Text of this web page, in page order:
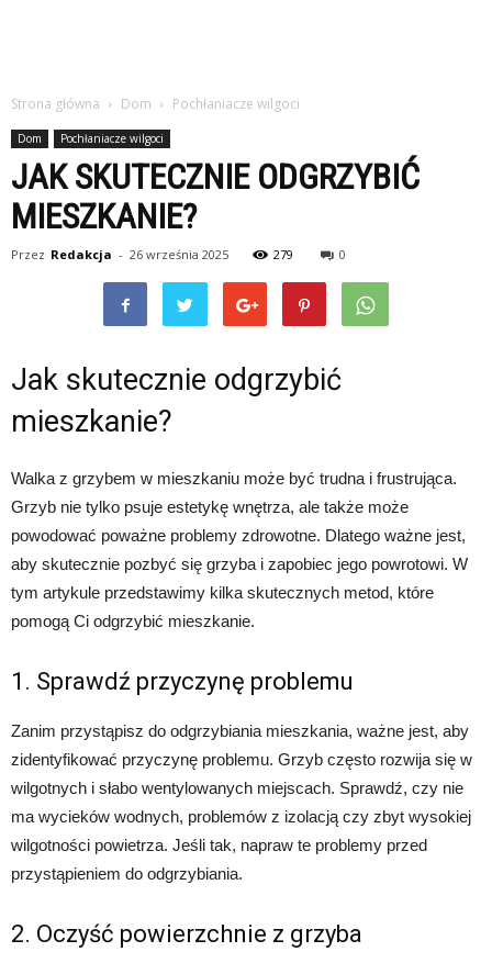
Strona główna Dom Pochłaniacze wilgoci
Dom Pochłaniacze wilgoci
JAK SKUTECZNIE ODGRZYBIĆ
MIESZKANIE?
Przez Redakcja - 26 września 2025 279 0
Jak skutecznie odgrzybić
mieszkanie?
Walka z grzybem w mieszkaniu może być trudna i frustrująca.
Grzyb nie tylko psuje estetykę wnętrza, ale także może
powodować poważne problemy zdrowotne. Dlatego ważne jest,
aby skutecznie pozbyć się grzyba i zapobiec jego powrotowi. W
tym artykule przedstawimy kilka skutecznych metod, które
pomogą Ci odgrzybić mieszkanie.
1. Sprawdź przyczynę problemu
Zanim przystąpisz do odgrzybiania mieszkania, ważne jest, aby
zidentyfikować przyczynę problemu. Grzyb często rozwija się w
wilgotnych i słabo wentylowanych miejscach. Sprawdź, czy nie
ma wycieków wodnych, problemów z izolacją czy zbyt wysokiej
wilgotności powietrza. Jeśli tak, napraw te problemy przed
przystąpieniem do odgrzybiania.
2. Oczyść powierzchnie z grzyba